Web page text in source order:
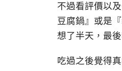
不過看評價以
豆腐鍋』或是
想了半天，最
吃過之後覺得